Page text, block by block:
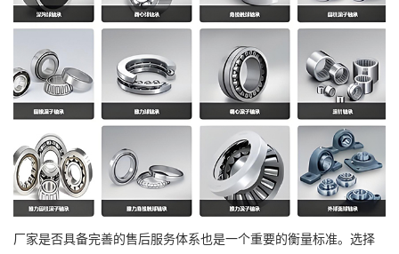
厂家是否具备完善的售后服务体系也是一个重要的衡量标准。选择